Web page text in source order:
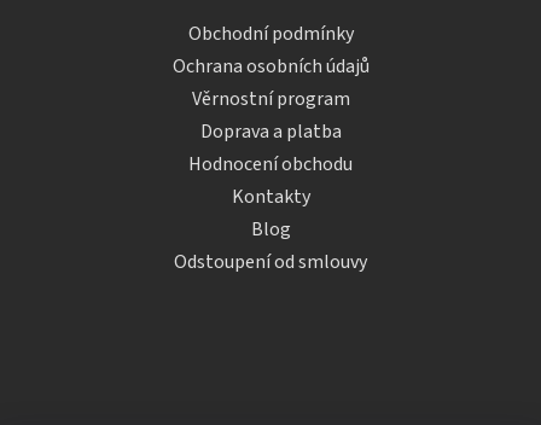
Obchodní podmínky
Ochrana osobních údajů
Věrnostní program
Doprava a platba
Hodnocení obchodu
Kontakty
Blog
Odstoupení od smlouvy